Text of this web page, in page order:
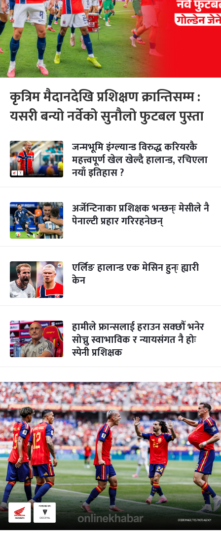
कृत्रिम मैदानदेखि प्रशिक्षण क्रान्तिसम्म :
यसरी बन्यो नर्वेको सुनौलो फुटबल पुस्ता
जन्मभूमि इंग्ल्यान्ड विरुद्ध करियरकै
महत्त्वपूर्ण खेल खेल्दै हालान्ड, रचिएला
नयाँ इतिहास ?
अर्जेन्टिनाका प्रशिक्षक भन्छन्ः मेसीले नै
पेनाल्टी प्रहार गरिरहनेछन्
एर्लिङ हालान्ड एक मेसिन हुन्ः ह्यारी
केन
हामीले फ्रान्सलाई हराउन सक्छौँ भनेर
सोच्नु स्वाभाविक र न्यायसंगत नै होः
स्पेनी प्रशिक्षक